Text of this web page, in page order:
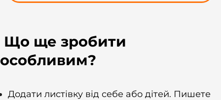
Що ще зробити
особливим?
Додати листівку від себе або дітей. Пишете